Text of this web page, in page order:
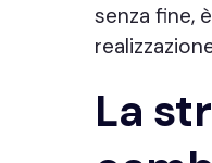
senza fine,
La